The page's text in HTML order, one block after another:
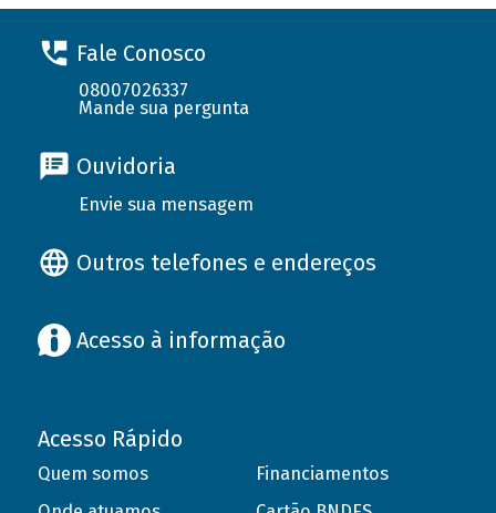
Fale Conosco
08007026337
Mande sua pergunta
Ouvidoria
Envie sua mensagem
Outros telefones e endereços
Acesso à informação
Acesso Rápido
Quem somos
Financiamentos